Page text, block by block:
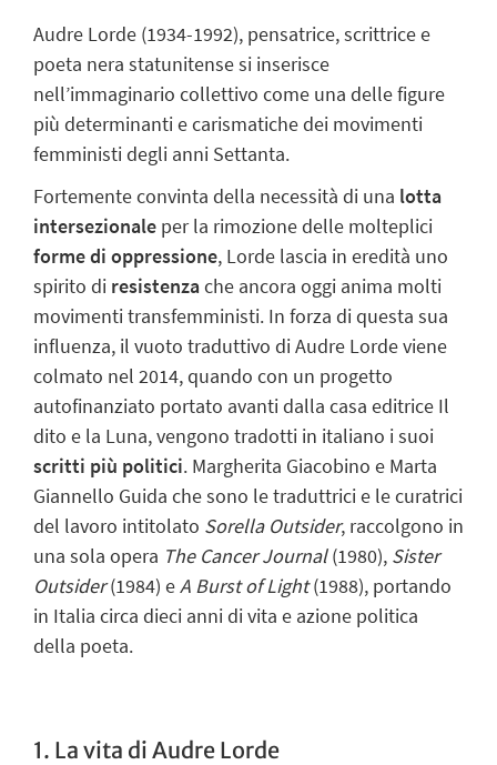
Audre Lorde (1934-1992), pensatrice, scrittrice e
poeta nera statunitense si inserisce
nell’immaginario collettivo come una delle figure
più determinanti e carismatiche dei movimenti
femministi degli anni Settanta.
Fortemente convinta della necessità di una lotta
intersezionale per la rimozione delle molteplici
forme di oppressione, Lorde lascia in eredità uno
spirito di resistenzache ancora oggi anima molti
movimenti transfemministi. In forza di questa sua
influenza, il vuoto traduttivo di Audre Lorde viene
colmato nel 2014, quando con un progetto
autofinanziato portato avanti dalla casa editrice Il
dito e la Luna, vengono tradotti in italiano i suoi
scritti più politici. Margherita Giacobino e Marta
Giannello Guida che sono le traduttrici e le curatrici
del lavoro intitolato Sorella Outsider, raccolgono in
una sola opera The Cancer Journal (1980), Sister
Outsider(1984) eA Burst of Light(1988), portando
in Italia circa dieci anni di vita e azione politica
della poeta.
1. La vita di Audre Lorde